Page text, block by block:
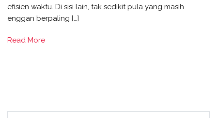
efisien waktu. Di sisi lain, tak sedikit pula yang masih
enggan berpaling […]
Read More